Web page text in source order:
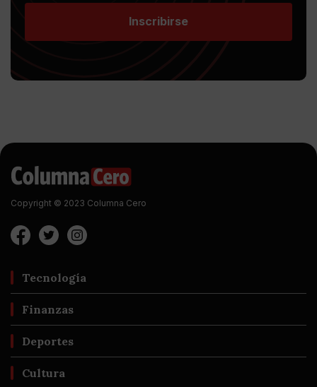
Inscribirse
Copyright © 2023 Columna Cero
Tecnología
Finanzas
Deportes
Cultura